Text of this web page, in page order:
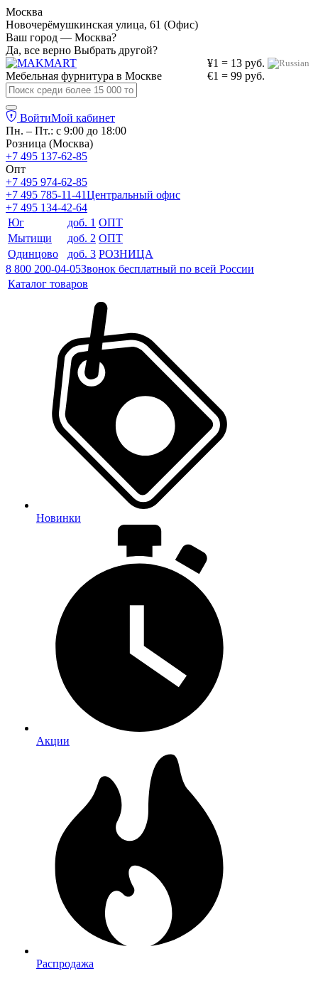
Москва
Новочерёмушкинская улица, 61 (Офис)
Ваш город — Москва?
Да, все верно Выбрать другой?
¥1 = 13 руб.
€1 = 99 руб.
Мебельная фурнитура в Москве
ВойтиМой кабинет
Пн. – Пт.: с 9:00 до 18:00
Розница (Москва)
+7 495 137-62-85
Опт
+7 495 974-62-85
+7 495 785-11-41Центральный офис
+7 495 134-42-64
Юг
доб. 1 ОПТ
Мытищи
доб. 2 ОПТ
Одинцово
доб. 3 РОЗНИЦА
8 800 200-04-05Звонок бесплатный по всей России
Каталог товаров
Новинки
Акции
Распродажа